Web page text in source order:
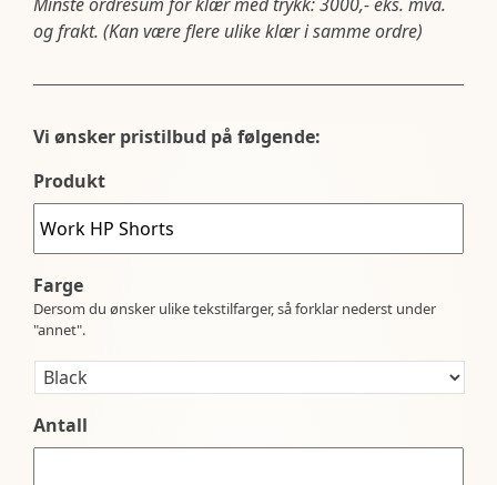
og frakt. (Kan være flere ulike klær i samme ordre)
Vi ønsker pristilbud på følgende:
Produkt
Farge
Dersom du ønsker ulike tekstilfarger, så forklar nederst under
"annet".
Antall